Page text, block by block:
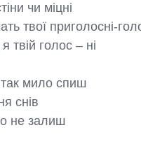
чи міцні
твої приголосні-
твій голос – ні
так мило спиш
снів
не залиш